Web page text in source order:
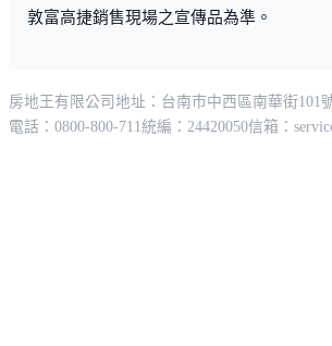
敦富高捷銷售現場之宣傳品為準。
房地王有限公司 地址：台南市中西區南華街101
電話：0800-800-711統編：24420050信箱：